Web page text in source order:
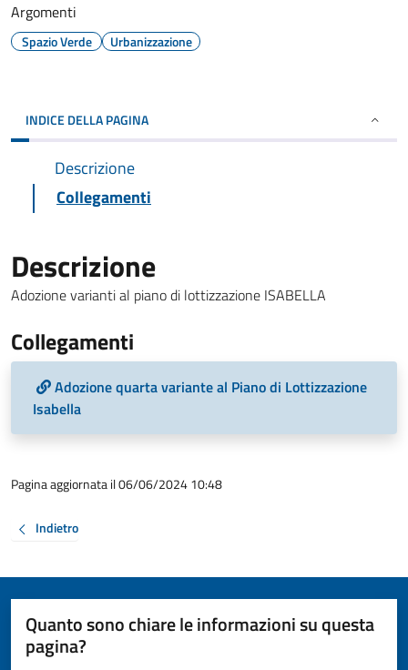
Argomenti
Spazio Verde Urbanizzazione
INDICE DELLA PAGINA
Descrizione
Collegamenti
Descrizione
Adozione varianti al piano di lottizzazione ISABELLA
Collegamenti
Adozione quarta variante al Piano di Lottizzazione
Isabella
Pagina aggiornata il 06/06/2024 10:48
Indietro
Quanto sono chiare le informazioni su questa
pagina?